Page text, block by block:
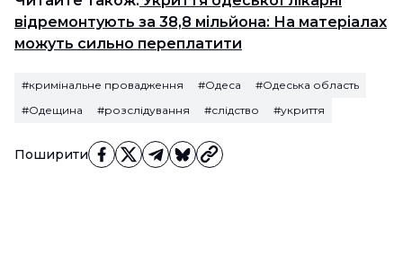
Поширити
відремонтують за 38,8 мільйона: На матеріалах
можуть сильно переплатити
#кримінальне провадження #Одеса
#Одеська область
#Одещина
#розслідування #слідство #укриття